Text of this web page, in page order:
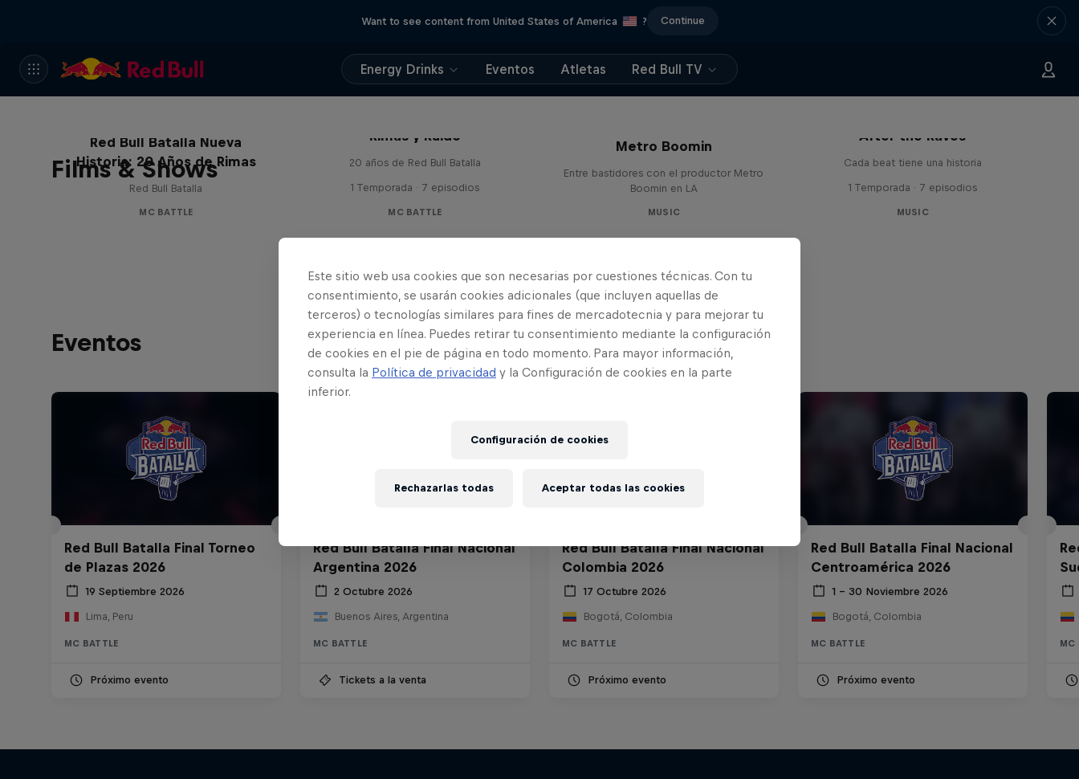
Want to see content from United States of America ? Continue
Energy Drinks Eventos Atletas Red Bull TV
Films & Shows
Red Bull Batalla Nueva
Historia: 20 Años de Rimas
Red Bull Batalla
MC BATTLE
Rimas y Ruido
20 años de Red Bull Batalla
1 Temporada · 7 episodios
MC BATTLE
Metro Boomin
Entre bastidores con el productor Metro
Boomin en LA
MUSIC
After the Raves
Cada beat tiene una historia
1 Temporada · 7 episodios
MUSIC
Eventos
Red Bull Batalla Final Torneo
de Plazas 2026
19 Septiembre 2026
Lima, Peru
MC BATTLE
Próximo evento
Red Bull Batalla Final Nacional
Argentina 2026
2 Octubre 2026
Buenos Aires, Argentina
MC BATTLE
Tickets a la venta
Red Bull Batalla Final Nacional
Colombia 2026
17 Octubre 2026
Bogotá, Colombia
MC BATTLE
Próximo evento
Red Bull Batalla Final Nacional
Centroamérica 2026
1 – 30 Noviembre 2026
Bogotá, Colombia
MC BATTLE
Próximo evento
MC
Este sitio web usa cookies que son necesarias por cuestiones técnicas. Con tu
consentimiento, se usarán cookies adicionales (que incluyen aquellas de
terceros) o tecnologías similares para fines de mercadotecnia y para mejorar tu
experiencia en línea. Puedes retirar tu consentimiento mediante la configuración
de cookies en el pie de página en todo momento. Para mayor información,
consulta la Política de privacidad y la Configuración de cookies en la parte
inferior.
Configuración de cookies
Rechazarlas todas Aceptar todas las cookies